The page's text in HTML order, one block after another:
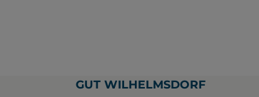
GUT WILHELMSDORF